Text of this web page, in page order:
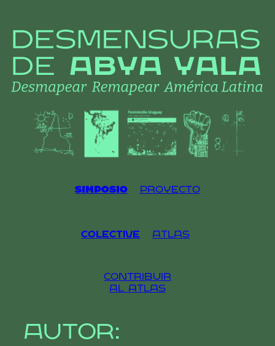
to
content
Simposio Proyecto
Colective Atlas
contribuir
al atlas
Autor: